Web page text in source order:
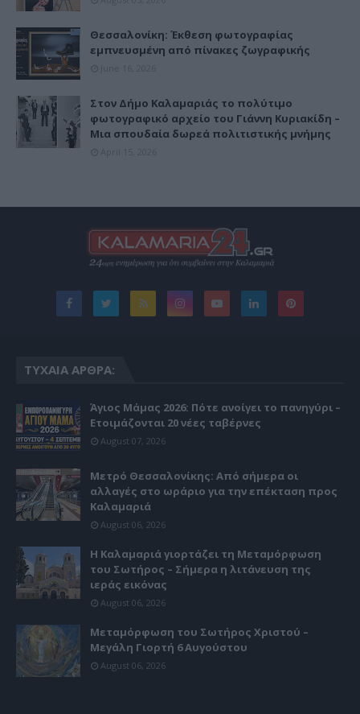
Θεσσαλονίκη: Έκθεση φωτογραφίας
εμπνευσμένη από πίνακες ζωγραφικής
Στον Δήμο Καλαμαριάς το πολύτιμο
φωτογραφικό αρχείο του Γιάννη Κυριακίδη –
Μια σπουδαία δωρεά πολιτιστικής μνήμης
ΤΥΧΑΊΑ ΆΡΘΡΑ:
Άγιος Μάμας 2026: Πότε ανοίγει το πανηγύρι –
Ετοιμάζονται 20 νέες ταβέρνες
August 07, 2026
Μετρό Θεσσαλονίκης: Από σήμερα οι
αλλαγές στο ωράριο για την επέκταση προς
Καλαμαριά
August 06, 2026
Η Καλαμαριά γιορτάζει τη Μεταμόρφωση
του Σωτήρος – Σήμερα η λιτάνευση της
ιεράς εικόνας
August 06, 2026
Μεταμόρφωση του Σωτήρος Χριστού –
Μεγάλη Γιορτή 6 Αυγούστου
August 06, 2026